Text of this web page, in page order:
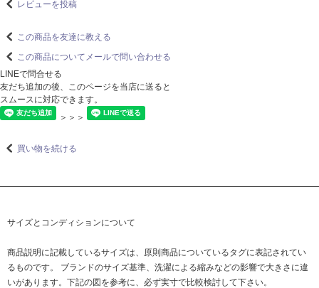
レビューを投稿
この商品を友達に教える
この商品についてメールで問い合わせる
LINEで問合せる
友だち追加の後、このページを当店に送ると
スムースに対応できます。
＞＞＞
買い物を続ける
サイズとコンディションについて
商品説明に記載しているサイズは、原則商品についているタグに表記されてい
るものです。 ブランドのサイズ基準、洗濯による縮みなどの影響で大きさに違
いがあります。下記の図を参考に、必ず実寸で比較検討して下さい。